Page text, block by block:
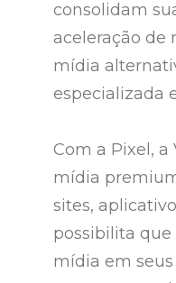
consolidam
aceleração de
mídia
especializada
Com a Pixel,
mídia
sites,
possibilita que
mídia em